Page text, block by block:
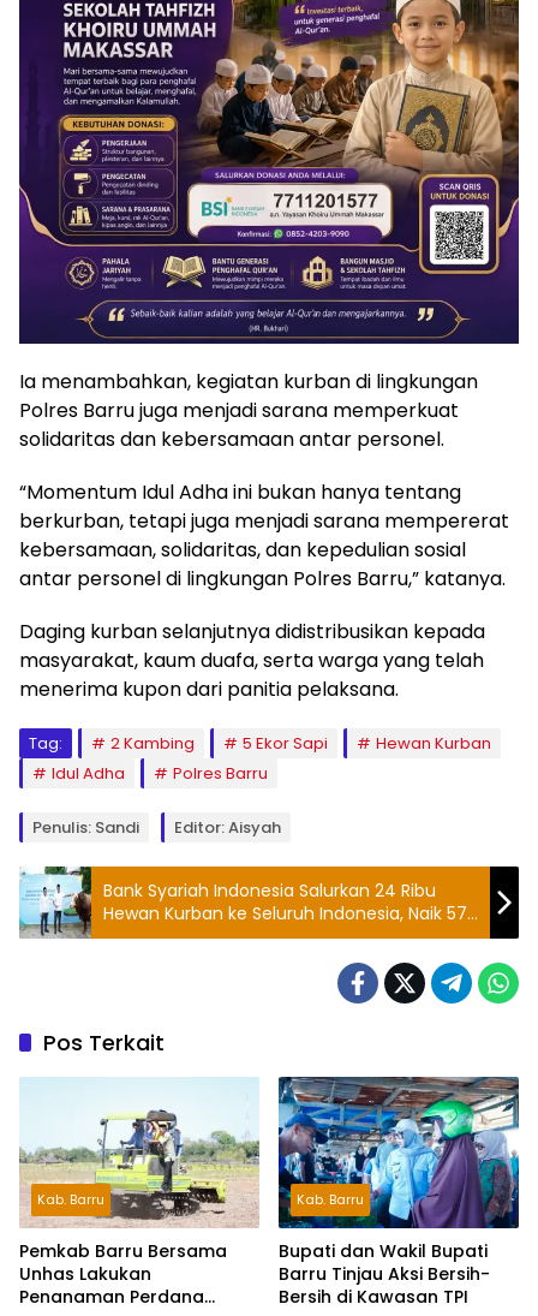
Ia menambahkan, kegiatan kurban di lingkungan
Polres Barru juga menjadi sarana memperkuat
solidaritas dan kebersamaan antar personel.
“Momentum Idul Adha ini bukan hanya tentang
berkurban, tetapi juga menjadi sarana mempererat
kebersamaan, solidaritas, dan kepedulian sosial
antar personel di lingkungan Polres Barru,” katanya.
Daging kurban selanjutnya didistribusikan kepada
masyarakat, kaum duafa, serta warga yang telah
menerima kupon dari panitia pelaksana.
Tag: 2 Kambing 5 Ekor Sapi
Hewan Kurban
Idul Adha
Polres Barru
Penulis: Sandi Editor: Aisyah
Bank Syariah Indonesia Salurkan 24 Ribu
Hewan Kurban ke Seluruh Indonesia, Naik 57
Persen
Pos Terkait
Kab. Barru
Pemkab Barru Bersama
Unhas Lakukan
Penanaman Perdana
Kab. Barru
Bupati dan Wakil Bupati
Barru Tinjau Aksi Bersih-
Bersih di Kawasan TPI